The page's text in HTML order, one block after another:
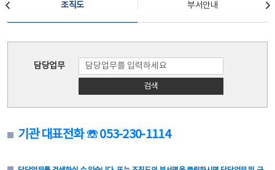
조직도 부서안내
담당업무
검색
기관 대표전화 ☏ 053-230-1114